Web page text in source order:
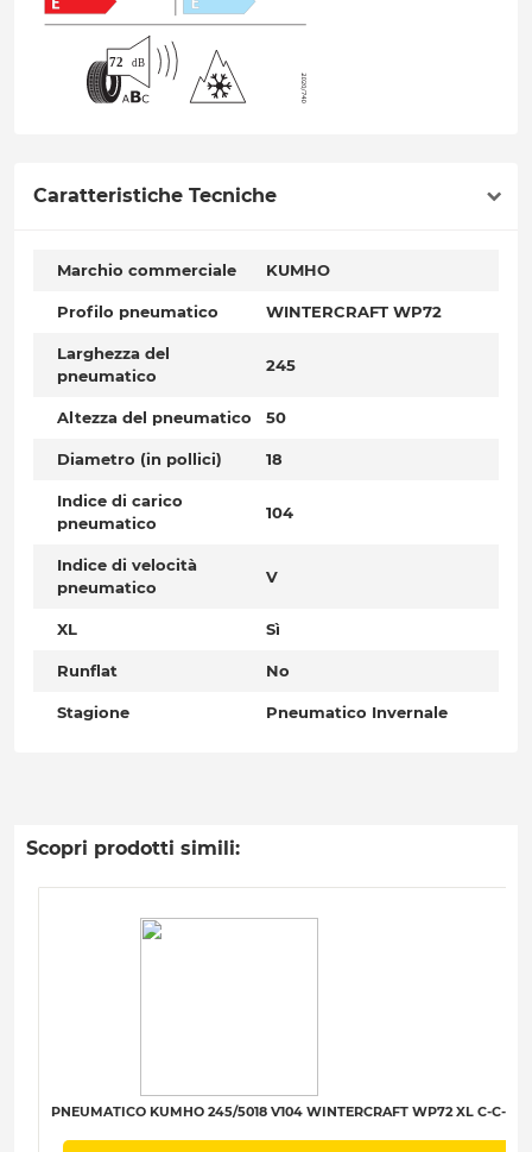
Caratteristiche Tecniche
Marchio commerciale KUMHO
Profilo pneumatico WINTERCRAFT WP72
Larghezza del
pneumatico
245
Altezza del pneumatico 50
Diametro (in pollici) 18
Indice di carico
pneumatico
104
Indice di velocità
pneumatico
V
XL Sì
Runflat No
Stagione Pneumatico Invernale
Scopri prodotti simili:
PNEUMATICO KUMHO 245/5018 V104 WINTERCRAFT WP72 XL C-C-B-